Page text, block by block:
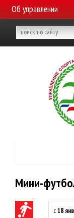
Об управлении
Мини-
с18